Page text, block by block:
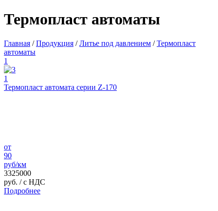
Термопласт автоматы
Главная /Продукция /Литье под давлением /Термопласт
автоматы
1
1
Термопласт автомата серии Z-170
от
90
руб/км
3325000
руб. / с НДС
Подробнее